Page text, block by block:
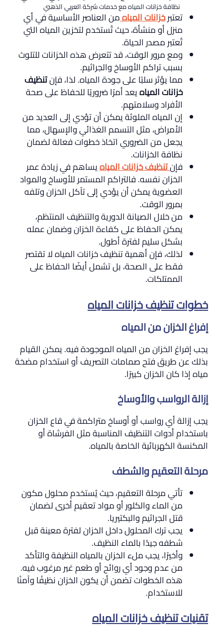
نظافة خزانات المياه مع خدمات شركة العربي الذهبي
تعتبرخزانات المياهمن العناصر الأساسية في أي
منزل أو منشأة، حيث تُستخدم لتخزين المياه التي
تُعتبر مصدر الحياة.
ومع مرور الوقت، قد تتعرض هذه الخزانات للتلوث
بسبب تراكم الأوساخ والجراثيم.
مما يؤثر سلبًا على جودة المياه. لذا، فإنتنظيف
خزانات المياهيعد أمرًا ضروريًا للحفاظ على صحة
الأفراد وسلامتهم.
إن المياه الملوثة يمكن أن تؤدي إلى العديد من
الأمراض، مثل التسمم الغذائي والإسهال، مما
يجعل من الضروري اتخاذ خطوات فعالة لضمان
نظافة الخزانات.
فإنتنظيف خزانات المياهيساهم في زيادة عمر
الخزان نفسه. فالتراكم المستمر للأوساخ والمواد
العضوية يمكن أن يؤدي إلى تآكل الخزان وتلفه
بمرور الوقت.
من خلال الصيانة الدورية والتنظيف المنتظم،
يمكن الحفاظ على كفاءة الخزان وضمان عمله
بشكل سليم لفترة أطول.
لذلك، فإن أهمية تنظيف خزانات المياه لا تقتصر
فقط على الصحة، بل تشمل أيضًا الحفاظ على
الممتلكات.
خطوات تنظيف خزانات المياه
إفراغ الخزان من المياه
يجب إفراغ الخزان من المياه الموجودة فيه. يمكن القيام
بذلك عن طريق فتح صمامات التصريف أو استخدام مضخة
مياه إذا كان الخزان كبيرًا.
إزالة الرواسب والأوساخ
يجب إزالة أي رواسب أو أوساخ متراكمة في قاع الخزان
باستخدام أدوات التنظيف المناسبة مثل الفرشاة أو
المكنسة الكهربائية الخاصة بالمياه.
مرحلة التعقيم والشطف
تأتي مرحلة التعقيم، حيث يُستخدم محلول مكون
من الماء والكلور أو مواد تعقيم أخرى لضمان
قتل الجراثيم والبكتيريا.
يجب ترك المحلول داخل الخزان لفترة معينة قبل
شطفه جيدًا بالماء النظيف.
وأخيرًا، يجب ملء الخزان بالمياه النظيفة والتأكد
من عدم وجود أي روائح أو طعم غير مرغوب فيه.
هذه الخطوات تضمن أن يكون الخزان نظيفًا وآمنًا
للاستخدام.
تقنيات تنظيف خزانات المياه